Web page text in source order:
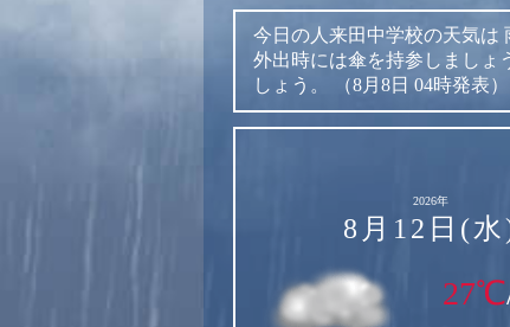
今日の人来田中学校の天気は
外出時には傘を持参しましょ
しょう。
（8月8日 04時発表）
2026年
8月12日(水
27℃